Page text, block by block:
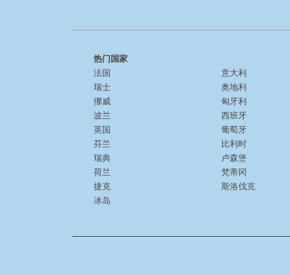
热门国家
法国
瑞士
挪威
波兰
英国
芬兰
瑞典
荷兰
捷克
冰岛
意大利
奥地利
匈牙利
西班牙
葡萄牙
比利时
卢森堡
梵蒂冈
斯洛伐克